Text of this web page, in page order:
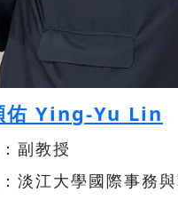
佑 Ying-Yu Lin
副教授
淡江大學國際事務